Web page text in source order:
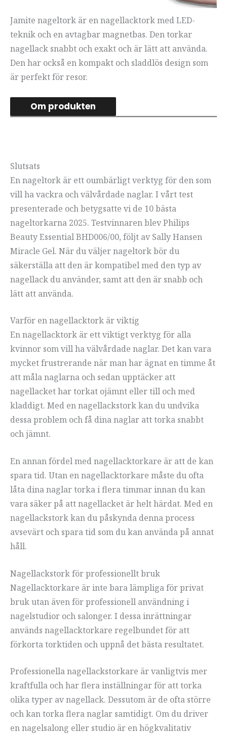
Jamite nageltork är en nagellacktork med LED-
teknik och en avtagbar magnetbas. Den torkar
nagellack snabbt och exakt och är lätt att använda.
Den har också en kompakt och sladdlös design som
är perfekt för resor.
Om produkten
Slutsats
En nageltork är ett oumbärligt verktyg för den som
vill ha vackra och välvårdade naglar. I vårt test
presenterade och betygsatte vi de 10 bästa
nageltorkarna 2025. Testvinnaren blev Philips
Beauty Essential BHD006/00, följt av Sally Hansen
Miracle Gel. När du väljer nageltork bör du
säkerställa att den är kompatibel med den typ av
nagellack du använder, samt att den är snabb och
lätt att använda.
Varför en nagellacktork är viktig
En nagellacktork är ett viktigt verktyg för alla
kvinnor som vill ha välvårdade naglar. Det kan vara
mycket frustrerande när man har ägnat en timme åt
att måla naglarna och sedan upptäcker att
nagellacket har torkat ojämnt eller till och med
kladdigt. Med en nagellackstork kan du undvika
dessa problem och få dina naglar att torka snabbt
och jämnt.
En annan fördel med nagellacktorkare är att de kan
spara tid. Utan en nagellacktorkare måste du ofta
låta dina naglar torka i flera timmar innan du kan
vara säker på att nagellacket är helt härdat. Med en
nagellackstork kan du påskynda denna process
avsevärt och spara tid som du kan använda på annat
håll.
Nagellackstork för professionellt bruk
Nagellacktorkare är inte bara lämpliga för privat
bruk utan även för professionell användning i
nagelstudior och salonger. I dessa inrättningar
används nagellacktorkare regelbundet för att
förkorta torktiden och uppnå det bästa resultatet.
Professionella nagellackstorkare är vanligtvis mer
kraftfulla och har flera inställningar för att torka
olika typer av nagellack. Dessutom är de ofta större
och kan torka flera naglar samtidigt. Om du driver
en nagelsalong eller studio är en högkvalitativ